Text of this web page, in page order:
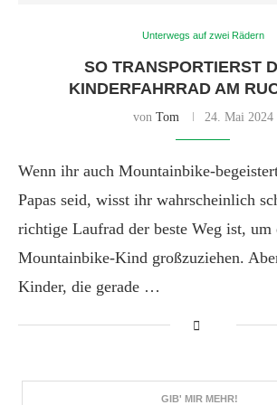
Unterwegs auf zwei Rädern
SO TRANSPORTIERST
KINDERFAHRRAD AM
von Tom 24. Mai 2024
Wenn ihr auch Mountainbike-
Papas seid, wisst ihr wahrscheinlich
richtige Laufrad der beste Weg ist, um
Mountainbike-Kind großzuziehen.
Kinder, die gerade …
GIB' MIR MEHR!